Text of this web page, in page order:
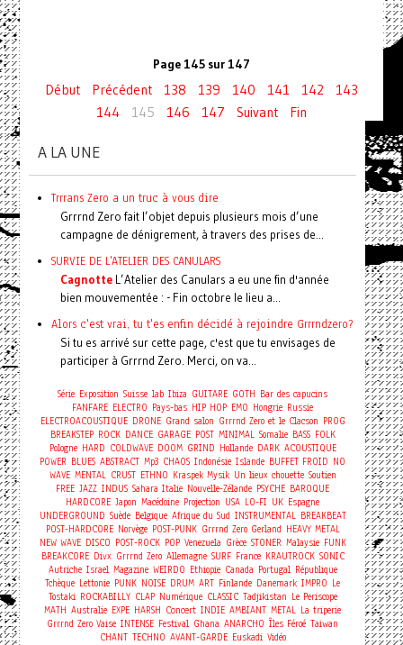
Page 145 sur 147
Début Précédent 138 139 140 141 142
143
144
145 146 147 Suivant Fin
A LA UNE
Trrrans Zero a un truc à vous dire
Grrrnd Zero fait l’objet depuis plusieurs mois d’une
campagne de dénigrement, à travers des prises de...
SURVIE DE L'ATELIER DES CANULARS
CagnotteL’Atelier des Canulars a eu une fin d'année
bien mouvementée : - Fin octobre le lieu a...
Alors c'est vrai, tu t'es enfin décidé à rejoindre Grrrndzero?
Si tu es arrivé sur cette page, c'est que tu envisages de
participer à Grrrnd Zero. Merci, on va...
Série Exposition Suisse lab Ibiza GUITARE GOTH Bar des capucins
FANFARE ELECTRO Pays-bas HIP HOP EMO Hongrie Russie
ELECTROACOUSTIQUE DRONE Grand salon Grrrnd Zero et le Clacson PROG
BREAKSTEP ROCK DANCE GARAGE POST MINIMAL Somalie BASS FOLK
Pologne HARD COLDWAVE DOOM GRIND Hollande DARK ACOUSTIQUE
POWER BLUES ABSTRACT Mp3 CHAOS Indonésie Islande BUFFET FROID NO
WAVE MENTAL CRUST ETHNO Kraspek Mysik Un lieux chouette Soutien
FREE JAZZ INDUS Sahara Italie Nouvelle-Zélande PSYCHE BAROQUE
HARDCORE Japon Macédoine Projection USA LO-FI UK Espagne
UNDERGROUND Suède Belgique Afrique du Sud INSTRUMENTAL BREAKBEAT
POST-HARDCORE Norvège POST-PUNK Grrrnd Zero Gerland HEAVY METAL
NEW WAVE DISCO POST-ROCK POP Venezuela Grèce STONER Malaysie FUNK
BREAKCORE Divx Grrrnd Zero Allemagne SURF France KRAUTROCK SONIC
Autriche Israel Magazine WEIRDO Ethiopie Canada Portugal République
Tchèque Lettonie PUNK NOISE DRUM ART Finlande Danemark IMPRO Le
Tostaki ROCKABILLY CLAP Numérique CLASSIC Tadjikistan Le Periscope
MATH Australie EXPE HARSH Concert INDIE AMBIANT METAL La triperie
Grrrnd Zero Vaise INTENSE Festival Ghana ANARCHO Îles Féroé Taiwan
CHANT TECHNO AVANT-GARDE Euskadi Vidéo